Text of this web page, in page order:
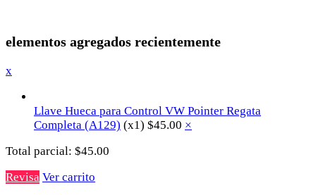
elementos agregados recientemente
x
Llave Hueca para Control VW Pointer Regata
Completa (A129) (x1) $45.00 ×
Total parcial: $45.00
Revisa Ver carrito